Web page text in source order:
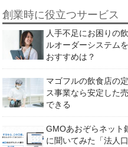
創業時に役立つサービス
人手不足にお困りの
ルオーダーシステム
おすすめは？
マゴフルの飲食店の
ス事業なら安定した
できる
GMOあおぞらネット
に聞いてみた「法人